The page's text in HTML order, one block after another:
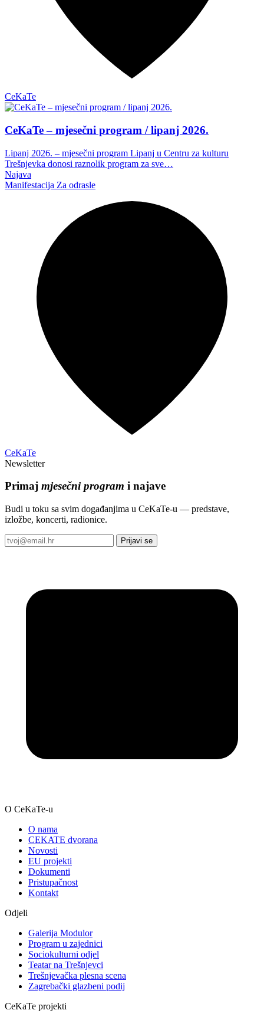
CeKaTe
CeKaTe – mjesečni program / lipanj 2026.
Lipanj 2026. – mjesečni program Lipanj u Centru za kulturu
Trešnjevka donosi raznolik program za sve…
Najava
Manifestacija Za odrasle
CeKaTe
Newsletter
Primaj mjesečni program i najave
Budi u toku sa svim događanjima u CeKaTe-u — predstave,
izložbe, koncerti, radionice.
Prijavi se
O CeKaTe-u
O nama
CEKATE dvorana
Novosti
EU projekti
Dokumenti
Pristupačnost
Kontakt
Odjeli
Galerija Modulor
Program u zajednici
Sociokulturni odjel
Teatar na Trešnjevci
Trešnjevačka plesna scena
Zagrebački glazbeni podij
CeKaTe projekti